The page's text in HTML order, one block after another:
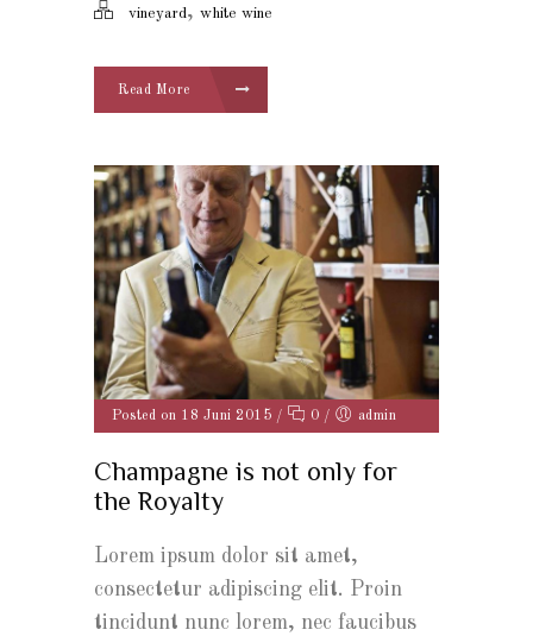
vineyard, white wine
Read More
Posted on 18 Juni 2015 / 0 / admin
Champagne is not only for
the Royalty
Lorem ipsum dolor sit amet,
consectetur adipiscing elit. Proin
tincidunt nunc lorem, nec faucibus